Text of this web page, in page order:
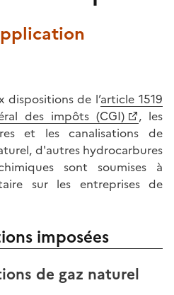
dispositions de l’article 1519
des impôts (CGI)
, les
et les canalisations de
d'autres hydrocarbures
sont soumises à
sur les entreprises de
imposées
de gaz naturel